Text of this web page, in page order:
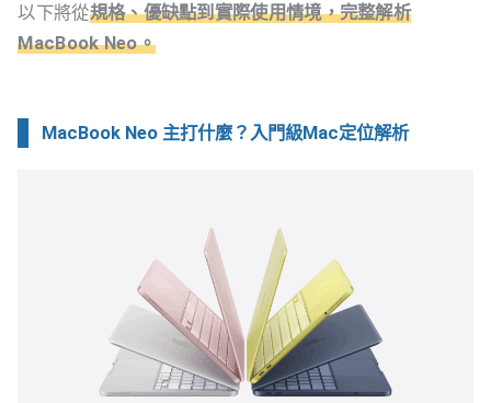
以下將從規格、優缺點到實際使用情境，完整解析
MacBook Neo。
MacBook Neo 主打什麼？入門級Mac定位解析